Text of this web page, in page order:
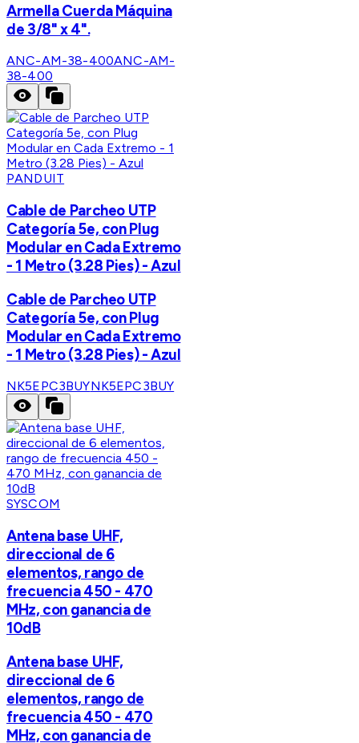
Armella Cuerda Máquina
de 3/8" x 4".
ANC-AM-38-400ANC-AM-
38-400
PANDUIT
Cable de Parcheo UTP
Categoría 5e, con Plug
Modular en Cada Extremo
- 1 Metro (3.28 Pies) - Azul
Cable de Parcheo UTP
Categoría 5e, con Plug
Modular en Cada Extremo
- 1 Metro (3.28 Pies) - Azul
NK5EPC3BUYNK5EPC3BUY
SYSCOM
Antena base UHF,
direccional de 6
elementos, rango de
frecuencia 450 - 470
MHz, con ganancia de
10dB
Antena base UHF,
direccional de 6
elementos, rango de
frecuencia 450 - 470
MHz, con ganancia de